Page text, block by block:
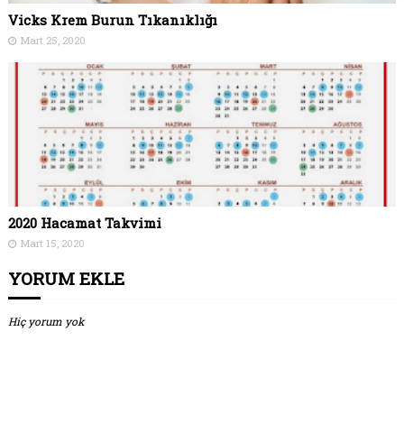
Vicks Krem Burun Tıkanıklığı
Mart 25, 2020
2020 Hacamat Takvimi
Mart 15, 2020
YORUM EKLE
Hiç yorum yok